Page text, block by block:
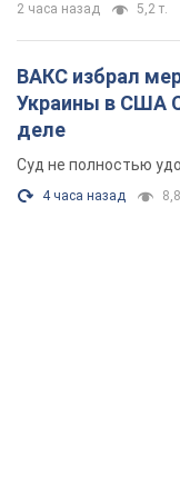
2 часа назад 5,2 т.
ВАКС избрал
Украины в США
деле
Суд не полностью
4 часа назад